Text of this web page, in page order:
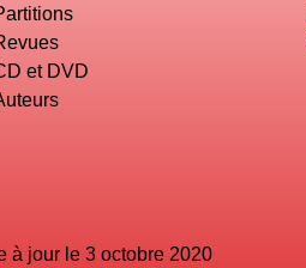
et DVD
à jour le 3 octobre 2020